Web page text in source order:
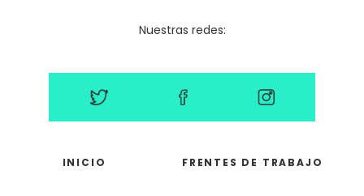
Nuestras redes:
INICIO FRENTES DE TRABAJO